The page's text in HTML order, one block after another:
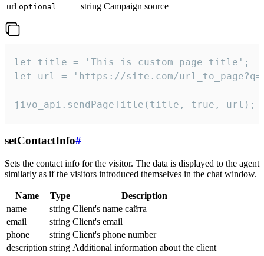
url optional string Campaign source
let title = 'This is custom page title';
let url = 'https://site.com/
jivo_api.sendPageTitle(title, true, url);
setContactInfo#
Sets the contact info for the visitor. The data is displayed to the agent
similarly as if the visitors introduced themselves in the chat window.
Name Type
Description
name
string Client's name сайта
email
string Client's email
phone
string Client's phone number
description string Additional information about the client